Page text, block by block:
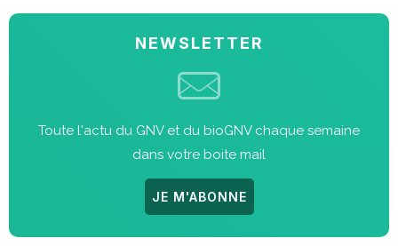
NEWSLETTER
Toute l'actu du GNV et du bioGNV chaque semaine
dans votre boite mail
JE M'ABONNE